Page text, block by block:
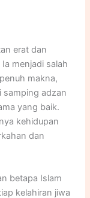
erat dan
menjadi salah
makna,
samping adzan
yang baik.
kehidupan
dan
betapa Islam
kelahiran jiwa